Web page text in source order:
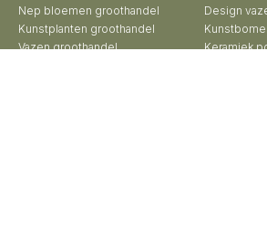
Nep bloemen groothandel
Kunstplanten groothandel
Vazen groothandel
Design
Keramiek